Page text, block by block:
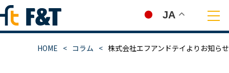
JA
HOME コラム 株式会社エフアンドテイよりお知らせ